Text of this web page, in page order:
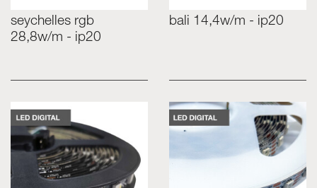
seychelles rgb
28,8w/m - ip20
bali 14,4w/m - ip20